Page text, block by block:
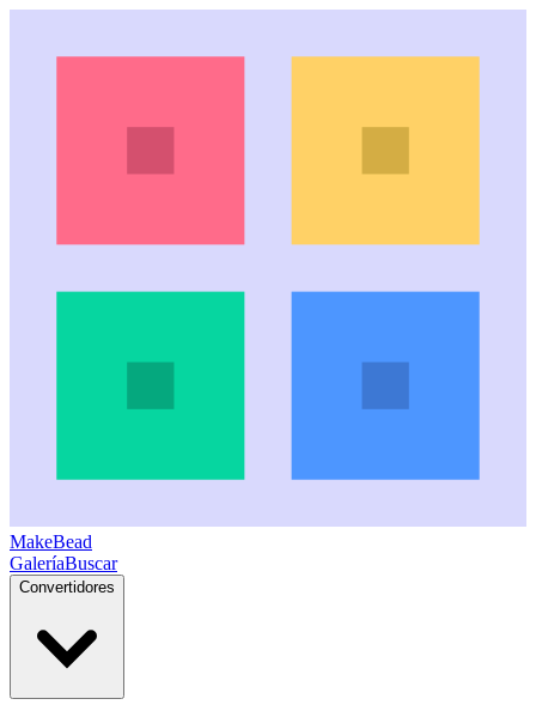
MakeBead
GaleríaBuscar
Convertidores